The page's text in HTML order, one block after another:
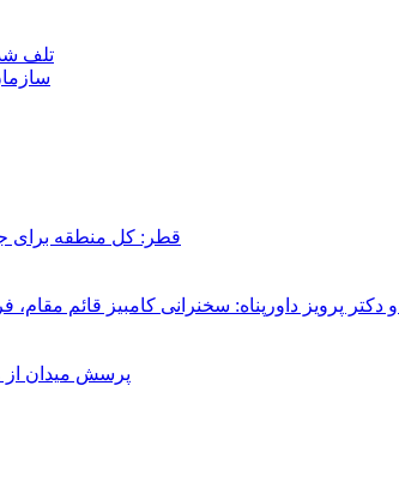
تلف شدن ۷۵ هزار قطعه ماهی در رودخانه مسقان شیراز بر
قطر: کل منطقه برای
دکتر پرویز داورپناه: سخنرانی کامبیز قائم
پرسش میدان از